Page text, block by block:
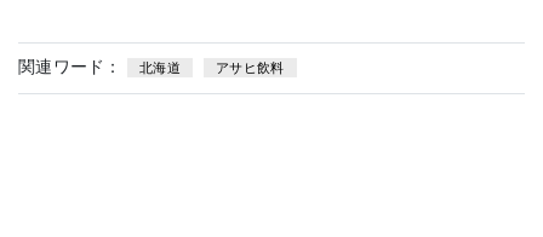
関連ワード： 北海道 アサヒ飲料